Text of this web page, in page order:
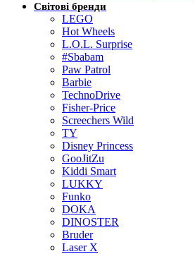
Світові бренди
LEGO
Hot Wheels
L.O.L. Surprise
#Sbabam
Paw Patrol
Barbie
TechnoDrive
Fisher-Price
Screechers Wild
TY
Disney Princess
GooJitZu
Kiddi Smart
LUKKY
Funko
DOKA
DINOSTER
Bruder
Laser X